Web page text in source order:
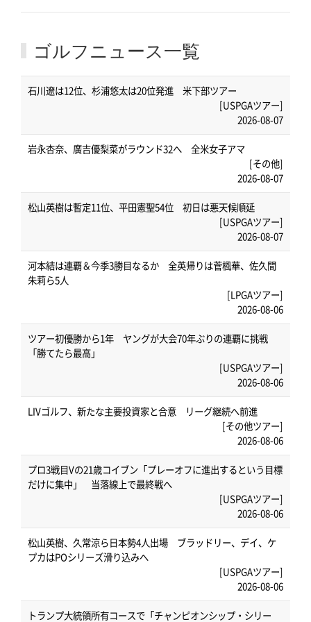
ゴルフニュース一覧
石川遼は12位、杉浦悠太は20位発進 米下部ツアー
[USPGAツアー]
2026-08-07
岩永杏奈、廣吉優梨菜がラウンド32へ 全米女子アマ
[その他]
2026-08-07
松山英樹は暫定11位、平田憲聖54位 初日は悪天候順延
[USPGAツアー]
2026-08-07
河本結は連覇＆今季3勝目なるか 全英帰りは菅楓華、佐久間
朱莉ら5人
[LPGAツアー]
2026-08-06
ツアー初優勝から1年 ヤングが大会70年ぶりの連覇に挑戦
「勝てたら最高」
[USPGAツアー]
2026-08-06
LIVゴルフ、新たな主要投資家と合意 リーグ継続へ前進
[その他ツアー]
2026-08-06
プロ3戦目Vの21歳コイブン「プレーオフに進出するという目標
だけに集中」 当落線上で最終戦へ
[USPGAツアー]
2026-08-06
松山英樹、久常涼ら日本勢4人出場 ブラッドリー、デイ、ケ
プカはPOシリーズ滑り込みへ
[USPGAツアー]
2026-08-06
トランプ大統領所有コースで「チャンピオンシップ・シリー